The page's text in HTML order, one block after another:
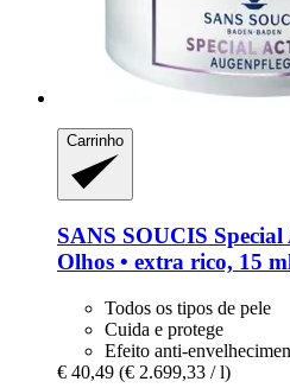
Carrinho
SANS SOUCIS
Olhos • extra rico, 15
Todos os tipos de pele
Cuida e protege
Efeito anti-
€ 40,49 (€ 2.699,33 / l)